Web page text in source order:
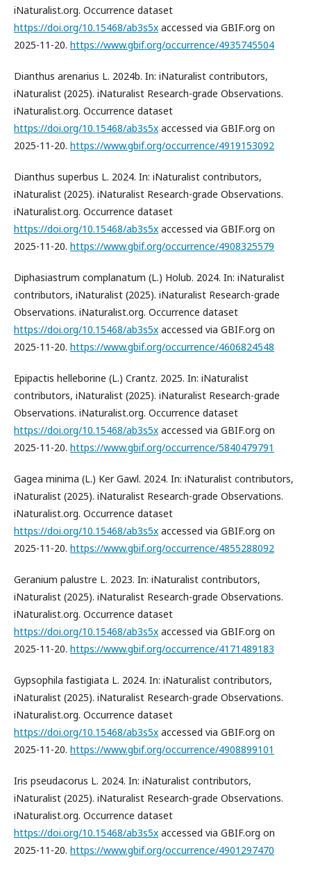
iNaturalist.org. Occurrence dataset
https://doi.org/10.15468/ab3s5x accessed via GBIF.org on
2025-11-20. https://www.gbif.org/occurrence/4935745504
Dianthus arenarius L. 2024b. In: iNaturalist contributors,
iNaturalist (2025). iNaturalist Research-grade Observations.
iNaturalist.org. Occurrence dataset
https://doi.org/10.15468/ab3s5x accessed via GBIF.org on
2025-11-20. https://www.gbif.org/occurrence/4919153092
Dianthus superbus L. 2024. In: iNaturalist contributors,
iNaturalist (2025). iNaturalist Research-grade Observations.
iNaturalist.org. Occurrence dataset
https://doi.org/10.15468/ab3s5x accessed via GBIF.org on
2025-11-20. https://www.gbif.org/occurrence/4908325579
Diphasiastrum complanatum (L.) Holub. 2024. In: iNaturalist
contributors, iNaturalist (2025). iNaturalist Research-grade
Observations. iNaturalist.org. Occurrence dataset
https://doi.org/10.15468/ab3s5x accessed via GBIF.org on
2025-11-20. https://www.gbif.org/occurrence/4606824548
Epipactis helleborine (L.) Crantz. 2025. In: iNaturalist
contributors, iNaturalist (2025). iNaturalist Research-grade
Observations. iNaturalist.org. Occurrence dataset
https://doi.org/10.15468/ab3s5x accessed via GBIF.org on
2025-11-20. https://www.gbif.org/occurrence/5840479791
Gagea minima (L.) Ker Gawl. 2024. In: iNaturalist contributors,
iNaturalist (2025). iNaturalist Research-grade Observations.
iNaturalist.org. Occurrence dataset
https://doi.org/10.15468/ab3s5x accessed via GBIF.org on
2025-11-20. https://www.gbif.org/occurrence/4855288092
Geranium palustre L. 2023. In: iNaturalist contributors,
iNaturalist (2025). iNaturalist Research-grade Observations.
iNaturalist.org. Occurrence dataset
https://doi.org/10.15468/ab3s5x accessed via GBIF.org on
2025-11-20. https://www.gbif.org/occurrence/4171489183
Gypsophila fastigiata L. 2024. In: iNaturalist contributors,
iNaturalist (2025). iNaturalist Research-grade Observations.
iNaturalist.org. Occurrence dataset
https://doi.org/10.15468/ab3s5x accessed via GBIF.org on
2025-11-20. https://www.gbif.org/occurrence/4908899101
Iris pseudacorus L. 2024. In: iNaturalist contributors,
iNaturalist (2025). iNaturalist Research-grade Observations.
iNaturalist.org. Occurrence dataset
https://doi.org/10.15468/ab3s5x accessed via GBIF.org on
2025-11-20. https://www.gbif.org/occurrence/4901297470